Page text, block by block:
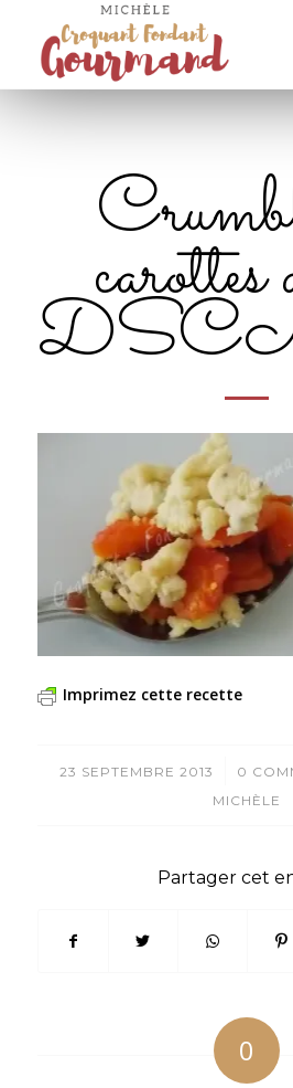
carottes
Imprimez cette recette
23 SEPTEMBRE 2013
/ 0
MICHÈLE
Partager cet
0